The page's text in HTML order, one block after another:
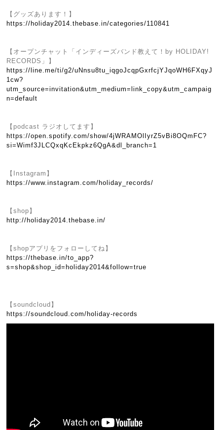
【グッズあります！】
https://holiday2014.thebase.in/categories/110841
【オープンチャット「インディーズバンド教えて！by HOLIDAY!
RECORDS」】
https://line.me/ti/g2/uNnsu8tu_iqgoJcqpGxrfcjYJqoWH6FXqyJ
1cw?
utm_source=invitation&utm_medium=link_copy&utm_campaig
n=default
【podcast ラジオしてます】
https://open.spotify.com/show/4jWRAMOlIyrZ5vBi8OQmFC?
si=Wimf3JLCQxqKcEkpkz6QgA&dl_branch=1
【Instagram】
https://www.instagram.com/holiday_records/
【shop】
http://holiday2014.thebase.in/
【shopアプリをフォローしてね】
https://thebase.in/to_app?
s=shop&shop_id=holiday2014&follow=true
【soundcloud】
https://soundcloud.com/holiday-records